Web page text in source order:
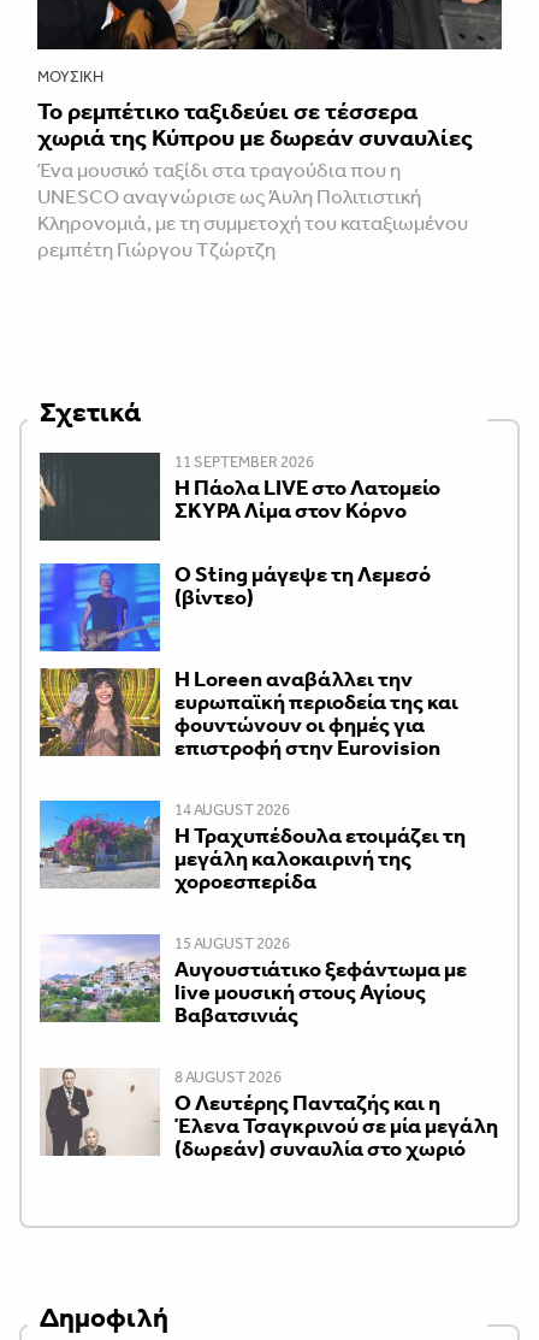
ΜΟΥΣΙΚΉ
Το ρεμπέτικο ταξιδεύει σε τέσσερα
χωριά της Κύπρου με δωρεάν συναυλίες
Ένα μουσικό ταξίδι στα τραγούδια που η
UNESCO αναγνώρισε ως Άυλη Πολιτιστική
Κληρονομιά, με τη συμμετοχή του καταξιωμένου
ρεμπέτη Γιώργου Τζώρτζη
Σχετικά
11 SEPTEMBER 2026
Η Πάολα LIVE στο Λατομείο
ΣΚΥΡΑ Λίμα στον Κόρνο
Ο Sting μάγεψε τη Λεμεσό
(βίντεο)
Η Loreen αναβάλλει την
ευρωπαϊκή περιοδεία της και
φουντώνουν οι φημές για
επιστροφή στην Eurovision
14 AUGUST 2026
Η Τραχυπέδουλα ετοιμάζει τη
μεγάλη καλοκαιρινή της
χοροεσπερίδα
15 AUGUST 2026
Αυγουστιάτικο ξεφάντωμα με
live μουσική στους Αγίους
Βαβατσινιάς
8 AUGUST 2026
Ο Λευτέρης Πανταζής και η
Έλενα Τσαγκρινού σε μία μεγάλη
(δωρεάν) συναυλία στο χωριό
Δημοφιλή